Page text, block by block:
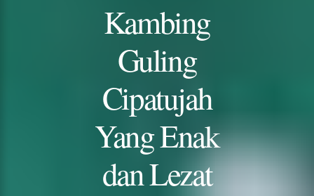
Kambing
Guling
Cipatujah
Yang Enak
dan Lezat